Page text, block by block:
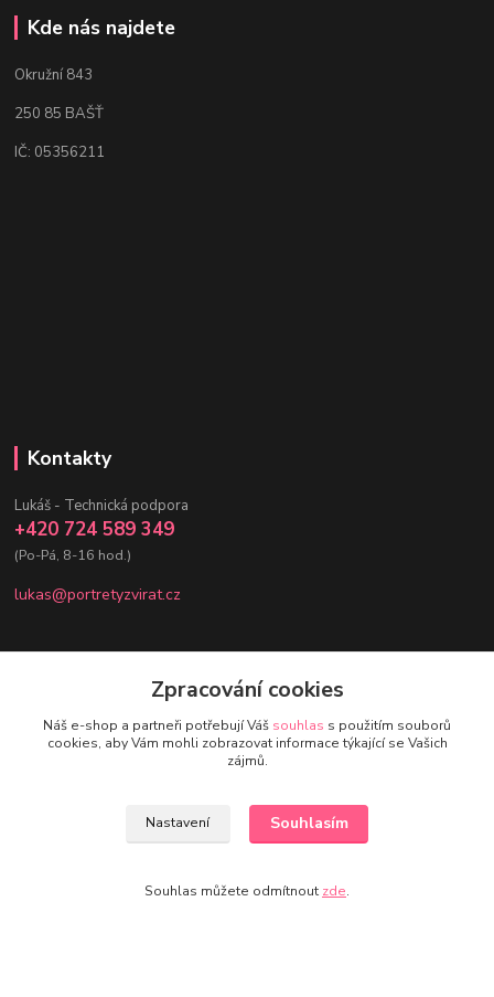
Kde nás najdete
Okružní 843
250 85 BAŠŤ
IČ: 05356211
Kontakty
Lukáš - Technická podpora
+420 724 589 349
(Po-Pá, 8-16 hod.)
lukas@portretyzvirat.cz
Kontakty
Nikol - Srdce Portrétů zvířat
Zpracování cookies
Náš e-shop a partneři potřebují Váš souhlas s použitím souborů
cookies, aby Vám mohli zobrazovat informace týkající se Vašich
zájmů.
Nastavení Souhlasím
Souhlas můžete odmítnout zde.